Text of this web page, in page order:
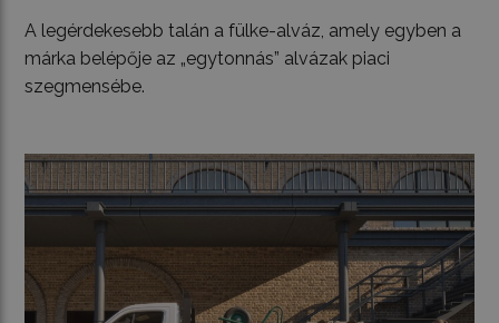
A legérdekesebb talán a fülke-alváz, amely egyben a
márka belépője az „egytonnás” alvázak piaci
szegmensébe.